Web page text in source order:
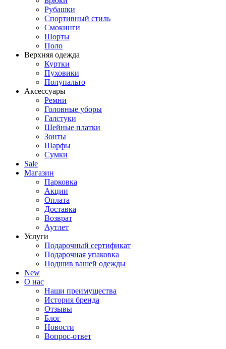
Рубашки
Спортивный стиль
Смокинги
Шорты
Поло
Верхняя одежда
Куртки
Пуховики
Полупальто
Аксессуары
Ремни
Головные уборы
Галстуки
Шейные платки
Зонты
Шарфы
Сумки
Sale
Магазин
Парковка
Акции
Оплата
Доставка
Возврат
Аутлет
Услуги
Подарочный сертификат
Подарочная упаковка
Подшив вашей одежды
New
О нас
Наши преимущества
История бренда
Отзывы
Блог
Новости
Вопрос-ответ